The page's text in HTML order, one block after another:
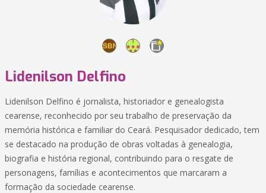
Lidenilson Delfino
Lidenilson Delfino é jornalista, historiador e genealogista
cearense, reconhecido por seu trabalho de preservação da
memória histórica e familiar do Ceará. Pesquisador dedicado, tem
se destacado na produção de obras voltadas à genealogia,
biografia e história regional, contribuindo para o resgate de
personagens, famílias e acontecimentos que marcaram a
formação da sociedade cearense.